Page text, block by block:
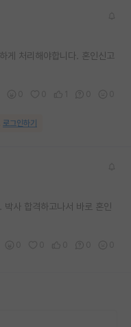
게 처리해야합니다. 혼인신고
로그인하기
박사 합격하고나서 바로 혼인